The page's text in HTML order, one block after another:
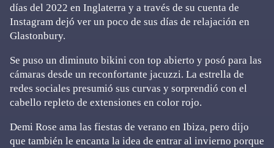
días del 2022 en Inglaterra y a través de su cuenta de
Instagram dejó ver un poco de sus días de relajación en
Glastonbury.
Se puso un diminuto bikini con top abierto y posó para las
cámaras desde un reconfortante jacuzzi. La estrella de
redes sociales presumió sus curvas y sorprendió con el
cabello repleto de extensiones en color rojo.
Demi Rose ama las fiestas de verano en Ibiza, pero dijo
que también le encanta la idea de entrar al invierno porque